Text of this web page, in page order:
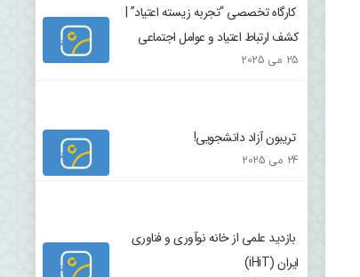
کارگاه تخصصی “تجربه زیسته اعتیاد” |
کشف ارتباط اعتیاد و عوامل اجتماعی
25 می 2025
تریبون آزاد دانشجویی!
24 می 2025
بازدید علمی از خانه نوآوری و فناوری
ایران (iHiT)